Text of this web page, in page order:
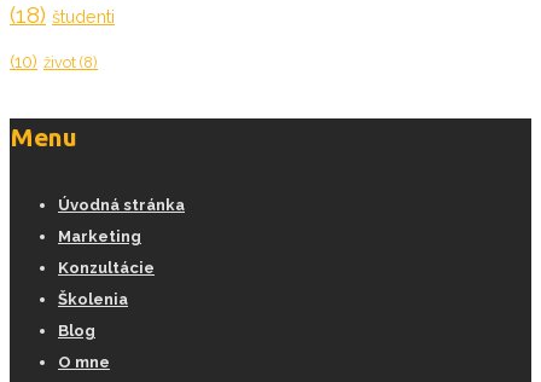
(18) študenti
(10) život (8)
Menu
Úvodná stránka
Marketing
Konzultácie
Školenia
Blog
O mne